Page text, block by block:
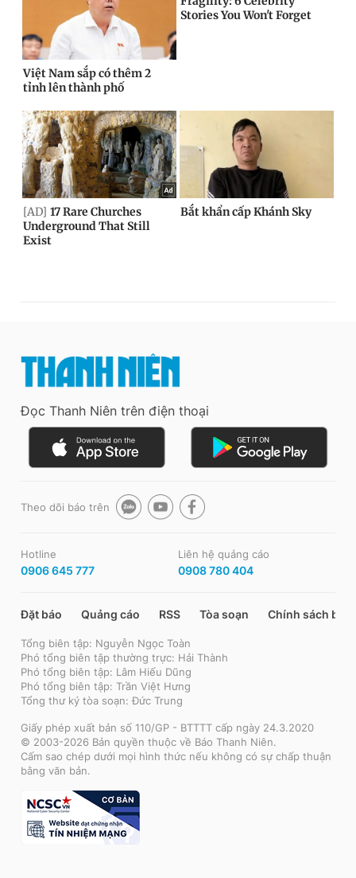
Đọc Thanh Niên trên điện thoại
Theo dõi báo trên
Hotline
0906 645 777
Liên hệ quảng cáo
0908 780 404
Đặt báo Quảng cáo RSS Tòa soạn Chính sách bảo
Tổng biên tập: Nguyễn Ngọc Toàn
Phó tổng biên tập thường trực: Hải Thành
Phó tổng biên tập: Lâm Hiếu Dũng
Phó tổng biên tập: Trần Việt Hưng
Tổng thư ký tòa soạn: Đức Trung
Giấy phép xuất bản số 110/GP - BTTTT cấp ngày 24.3.2020
© 2003-2026 Bản quyền thuộc về Báo Thanh Niên.
Cấm sao chép dưới mọi hình thức nếu không có sự chấp thuận
bằng văn bản.